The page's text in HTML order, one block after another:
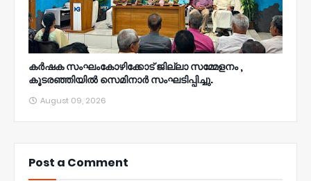
കർഷക സംഘംകോഴിക്കോട് ജില്ലാ സമ്മേളനം ,
കൂടരഞ്ഞിയിൽ സെമിനാർ സംഘടിപ്പിച്ചു.
August 09, 2026
Post a Comment